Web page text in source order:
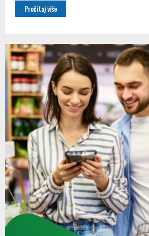
Pročitaj više